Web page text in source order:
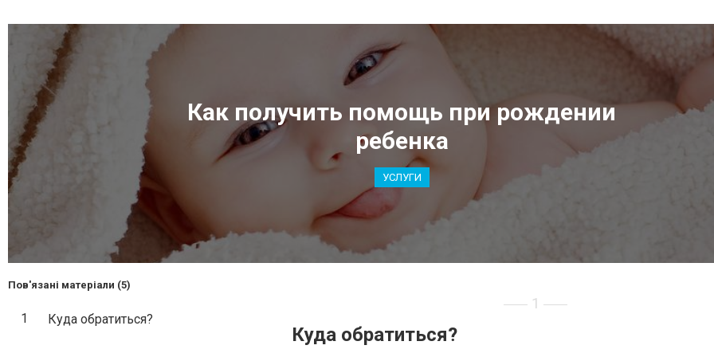
Как получить помощь при рождении
ребенка
УСЛУГИ
Пов'язані матеріали (5)
1 Куда обратиться?
1
Куда обратиться?